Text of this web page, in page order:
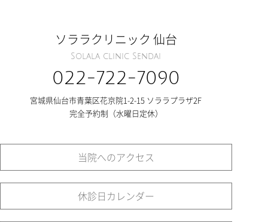
ソララクリニック 仙台
Solala clinic Sendai
022-722-7090
宮城県仙台市青葉区花京院1-2-15 ソララプラザ2F
完全予約制（水曜日定休）
当院へのアクセス
休診日カレンダー